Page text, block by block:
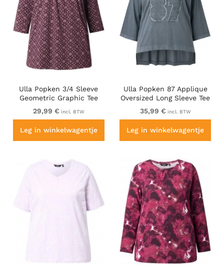
Ulla Popken 3/4 Sleeve
Geometric Graphic Tee
Plum
29,99 € incl. BTW
Leg in winkelwagentje
Ulla Popken 87 Applique
Oversized Long Sleeve Tee
Graphite Grey
35,99 € incl. BTW
Leg in winkelwagentje